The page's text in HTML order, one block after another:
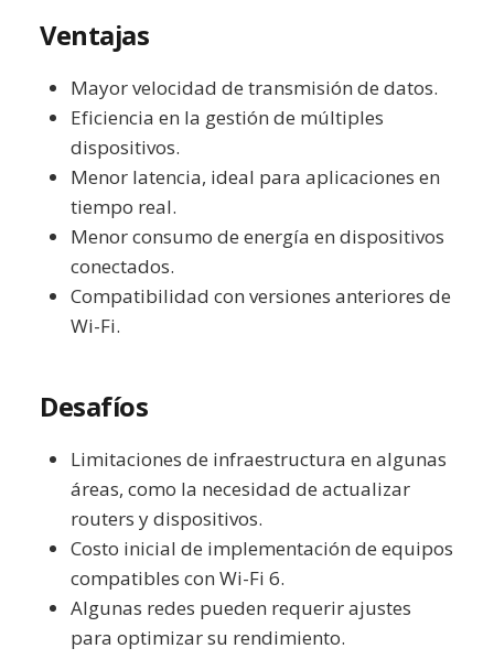
Ventajas
Mayor velocidad de transmisión de datos.
Eficiencia en la gestión de múltiples
dispositivos.
Menor latencia, ideal para aplicaciones en
tiempo real.
Menor consumo de energía en dispositivos
conectados.
Compatibilidad con versiones anteriores de
Wi-Fi.
Desafíos
Limitaciones de infraestructura en algunas
áreas, como la necesidad de actualizar
routers y dispositivos.
Costo inicial de implementación de equipos
compatibles con Wi-Fi 6.
Algunas redes pueden requerir ajustes
para optimizar su rendimiento.